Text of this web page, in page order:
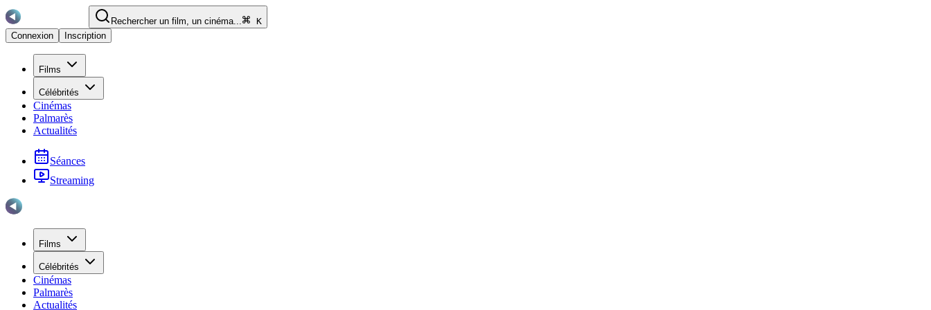
Rechercher un film, un cinéma...
K
Connexion
Inscription
Films
Célébrités
Cinémas
Palmarès
Actualités
Séances
Streaming
Films
Célébrités
Cinémas
Palmarès
Actualités